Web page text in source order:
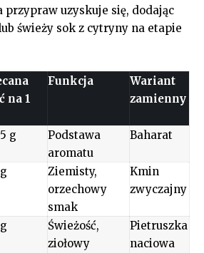
przypraw uzyskuje się, dodając
świeży sok z cytryny na etapie
na 1
Funkcja
Wariant
zamienny
g
Podstawa
aromatu
Baharat
Ziemisty,
orzechowy
smak
Kmin
zwyczajny
Świeżość,
ziołowy
Pietruszka
naciowa